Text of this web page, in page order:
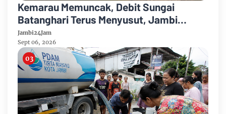
Kemarau Memuncak, Debit Sungai
Batanghari Terus Menyusut, Jambi
Hadapi Ancaman Krisis Air Bersih dan
Karhutla
Jambi24Jam
Sept 06, 2026